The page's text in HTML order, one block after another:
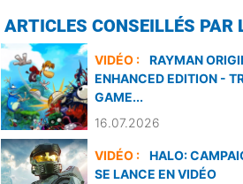
ARTICLES CONSEILLÉS PAR
VIDÉO :
RAYMAN
ENHANCED EDITION -
GAME...
16.07.2026
VIDÉO :
HALO:
SE LANCE EN VIDÉO